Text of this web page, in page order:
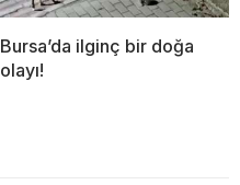
Bursa’da ilginç bir doğa
olayı!